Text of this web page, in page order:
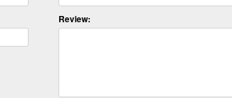
Review: